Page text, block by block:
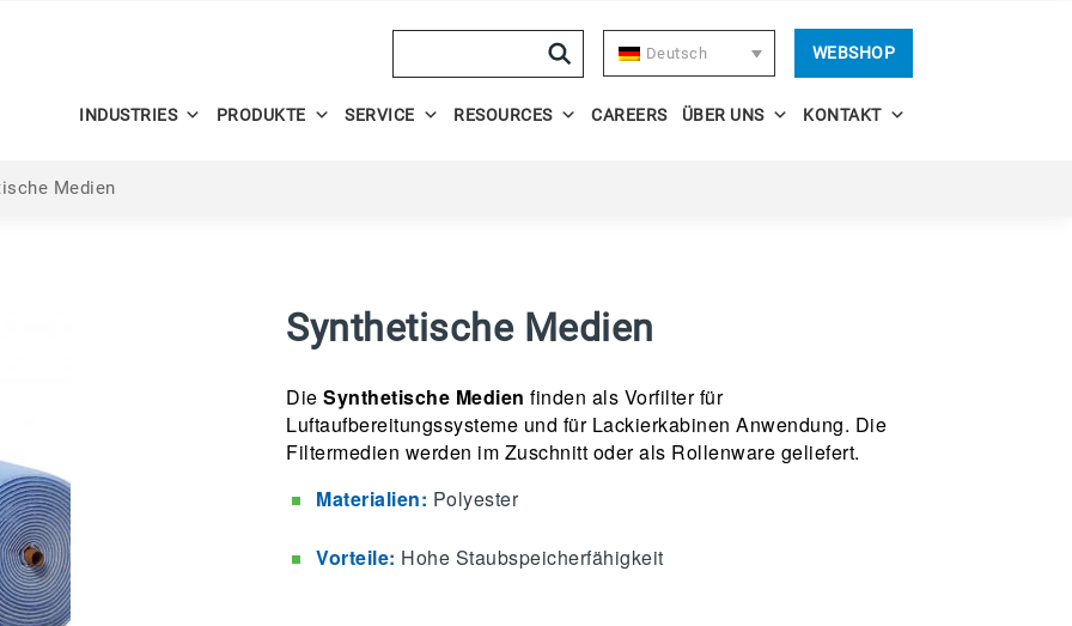
Deutsch WEBSHOP
INDUSTRIES PRODUKTE SERVICE RESOURCES CAREERS ÜBER UNS KONTAKT
Medien
Synthetische Medien
Die Synthetische Medien finden als Vorfilter für
Luftaufbereitungssysteme und für Lackierkabinen Anwendung. Die
Filtermedien werden im Zuschnitt oder als Rollenware geliefert.
Materialien: Polyester
Vorteile: Hohe Staubspeicherfähigkeit